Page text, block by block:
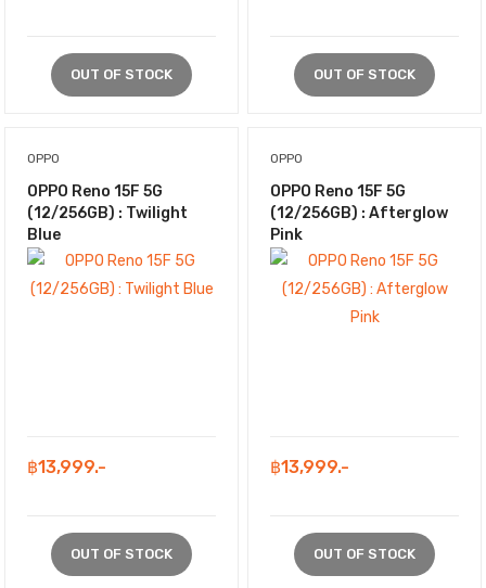
OUT OF STOCK OUT OF STOCK
OPPO
OPPO Reno 15F 5G
(12/256GB) : Twilight
Blue
฿13,999.-
OUT OF STOCK
OPPO
OPPO Reno 15F 5G
(12/256GB) : Afterglow
Pink
฿13,999.-
OUT OF STOCK